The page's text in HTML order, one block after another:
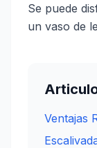
Se puede
un vaso de
Ventajas